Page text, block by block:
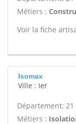
Métiers :
Voir la fiche
Isomax
Ville : Ier
Département: 21
Métiers :